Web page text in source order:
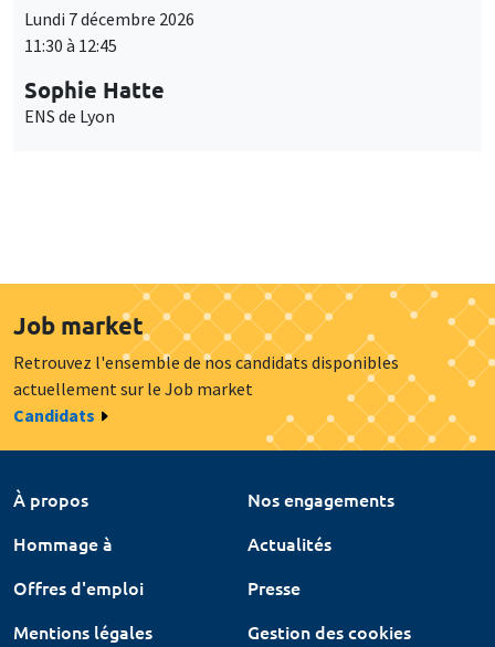
Lundi 7 décembre 2026
11:30 à 12:45
Sophie Hatte
ENS de Lyon
Job market
Retrouvez l'ensemble de nos candidats disponibles
actuellement sur le Job market
Candidats
À propos
Nos engagements
Hommage à
Actualités
Offres d'emploi
Presse
Mentions légales
Gestion des cookies